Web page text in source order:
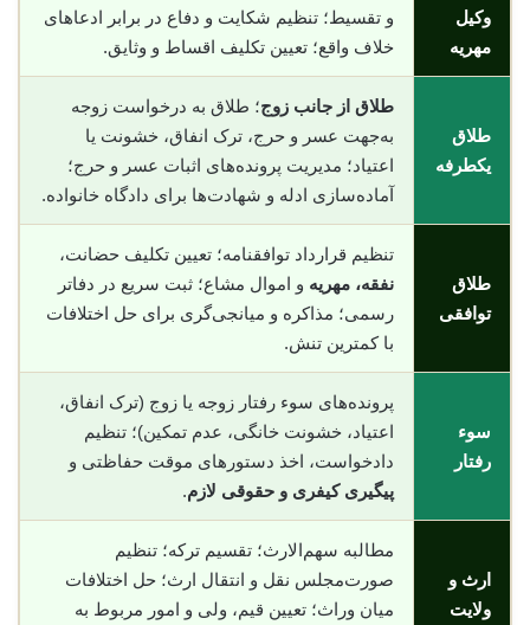
وکیل
مهریه
و تقسیط؛ تنظیم شکایت و دفاع در برابر ادعاهای
خلاف واقع؛ تعیین تکلیف اقساط و وثایق.
طلاق
یکطرفه
طلاق از جانب زوج؛ طلاق به درخواست زوجه
به‌جهت عسر و حرج، ترک انفاق، خشونت یا
اعتیاد؛ مدیریت پرونده‌های اثبات عسر و حرج؛
آماده‌سازی ادله و شهادت‌ها برای دادگاه خانواده.
طلاق
توافقی
تنظیم قرارداد توافقنامه؛ تعیین تکلیف حضانت،
نفقه، مهریه و اموال مشاع؛ ثبت سریع در دفاتر
رسمی؛ مذاکره و میانجی‌گری برای حل اختلافات
با کمترین تنش.
سوء
رفتار
پرونده‌های سوء رفتار زوجه یا زوج (ترک انفاق،
اعتیاد، خشونت خانگی، عدم تمکین)؛ تنظیم
دادخواست، اخذ دستورهای موقت حفاظتی و
پیگیری کیفری و حقوقی لازم.
ارث و
ولایت
مطالبه سهم‌الارث؛ تقسیم ترکه؛ تنظیم
صورت‌مجلس نقل و انتقال ارث؛ حل اختلافات
میان وراث؛ تعیین قیم، ولی و امور مربوط به